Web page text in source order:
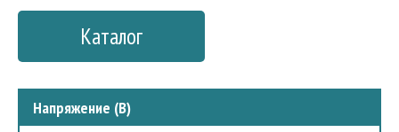
Каталог
Напряжение (В)